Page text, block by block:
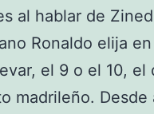
al hablar de
Ronaldo elija
el 9 o el 10, el
madrileño. Desde